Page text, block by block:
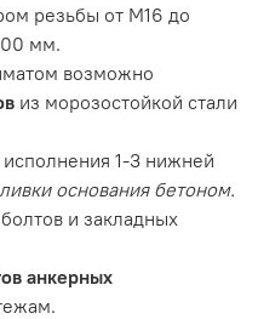
резьбы от М16 до
мм.
возможно
из морозостойкой стали
исполнения 1-3 нижней
основания бетоном.
и закладных
анкерных